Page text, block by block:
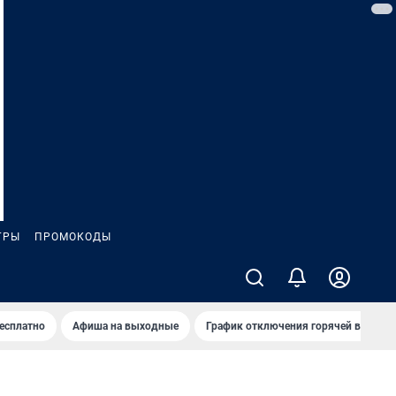
ПРОМОКОДЫ
Афиша на выходные График отключения горячей воды в